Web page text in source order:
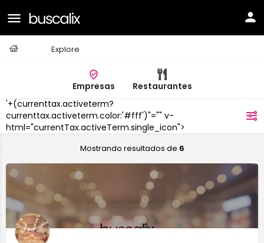
Explore
Empresas
Restaurantes
'+(currenttax.activeterm?
currenttax.activeterm.color:'#fff')"="" v-
html="currentTax.activeTerm.single_icon">
Mostrando resultados de 6